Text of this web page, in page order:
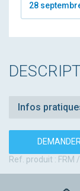
28
Infos
Ref. produit : FRM /